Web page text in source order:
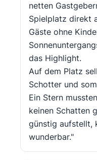
netten
Spielplatz direkt
Gäste ohne
das Highlight.
Auf dem Platz
Schotter und
Ein Stern
keinen Schatten
günstig aufstellt,
wunderbar."